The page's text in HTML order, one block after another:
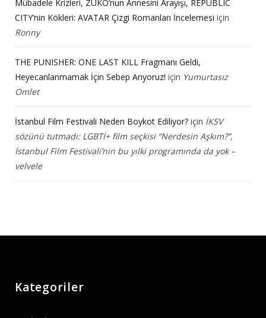
Mübadele Krizleri, ZUKO’nun Annesini Arayışı, REPUBLIC
CITY’nin Kökleri: AVATAR Çizgi Romanları İncelemesi için
Ronny
THE PUNISHER: ONE LAST KILL Fragmanı Geldi,
Heyecanlanmamak İçin Sebep Arıyoruz! için Yumurtasız
Omlet
İstanbul Film Festivali Neden Boykot Ediliyor? için İKSV
sözünü tutmadı: LGBTİ+ film seçkisi “Nerdesin Aşkım?”,
İstanbul Film Festivali’nin bu yılki programında da yok –
velvele
Kategoriler